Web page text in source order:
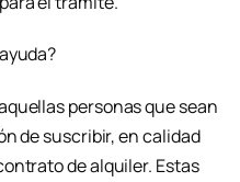
personas que sean
de suscribir, en calidad
de alquiler. Estas